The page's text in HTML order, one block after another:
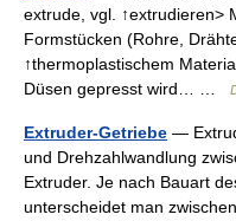
extrude, vgl. ↑extrudieren>
Formstücken (Rohre,
↑thermoplastischem
Düsen gepresst wird… …
Extruder-Getriebe —
und Drehzahlwandlung
Extruder. Je nach Bauart
unterscheidet man